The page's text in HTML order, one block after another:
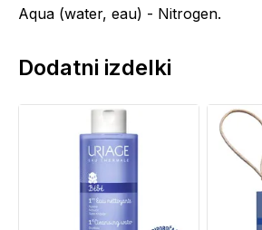
Aqua (water, eau) - Nitrogen.
Dodatni izdelki